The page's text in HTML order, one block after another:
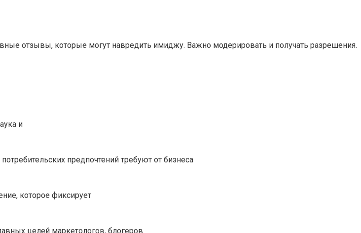
отзывы, которые могут навредить имиджу. Важно модерировать и получать разрешения.
и
предпочтений требуют от бизнеса
которое фиксирует
целей маркетологов, блогеров